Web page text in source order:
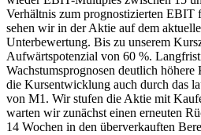
Verhältnis zum prognostizierten
sehen wir in der Aktie auf dem
Unterbewertung. Bis zu unserem
Aufwärtspotenzial von 60 %.
Wachstumsprognosen deutlich
die Kursentwicklung auch durch das
von M1. Wir stufen die Aktie mit
warten wir zunächst einen erneuten
14 Wochen in den überverkauften